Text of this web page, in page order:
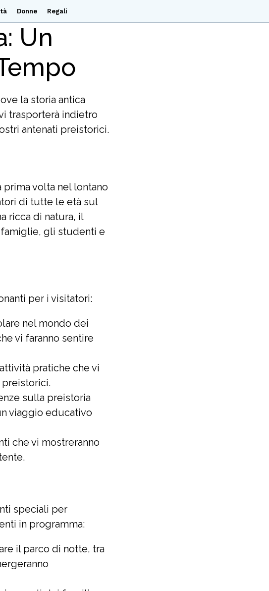
Donne Regali
Un
la storia antica
trasporterà indietro
antenati preistorici.
volta nel lontano
di tutte le età sul
ricca di natura, il
gli studenti e
per i visitatori:
nel mondo dei
vi faranno sentire
pratiche che vi
preistorici.
sulla preistoria
viaggio educativo
che vi mostreranno
speciali per
in programma:
il parco di notte, tra